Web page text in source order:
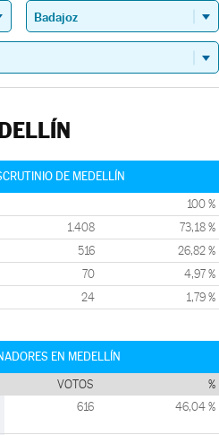
DE MEDELLÍN
100 %
1.408 73,18 %
516 26,82 %
70 4,97 %
24 1,79 %
EN MEDELLÍN
VOTOS %
616 46,04 %